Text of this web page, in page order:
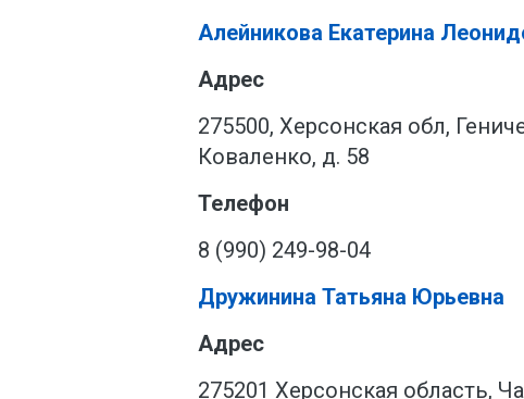
Алейникова Екатерина
Адрес
275500, Херсонская обл,
Коваленко, д. 58
Телефон
8 (990) 249-98-04
Дружинина Татьяна Юрьевна
Адрес
275201 Херсонская область,